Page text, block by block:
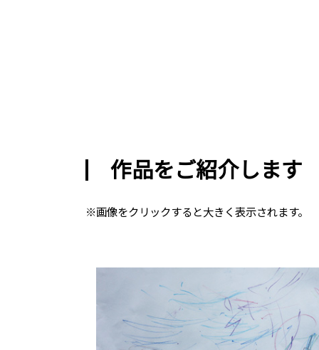
作品をご紹介します
※画像をクリックすると大きく表示されます。